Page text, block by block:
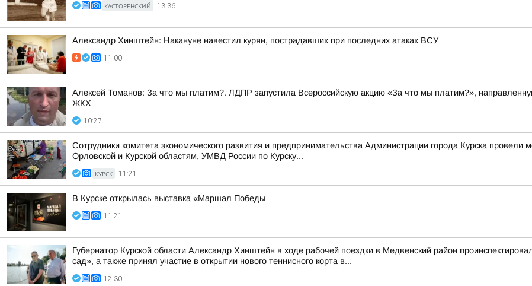
КАСТОРЕНСКИЙ 13:36
Александр Хинштейн: Накануне навестил курян, пострадавших при последних атаках ВСУ
11:00
Алексей Томанов: За что мы платим?. ЛДПР запустила Всероссийскую акцию «За что мы платим?»,
ЖКХ
10:27
Сотрудники комитета экономического развития и предпринимательства Администрации города Курска
Орловской и Курской областям, УМВД России по Курску...
КУРСК 11:21
В Курске открылась выставка «Маршал Победы
11:21
Губернатор Курской области Александр Хинштейн в ходе рабочей поездки в Медвенский район
сад», а также принял участие в открытии нового теннисного корта в...
12:30